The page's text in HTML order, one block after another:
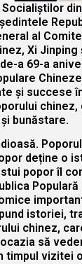
al
Xi
a 69-a
și succese
chinez,
bunăstare.
deține o
popor îl
Populară
istoriei,
chinez,
să
timpul vizitei